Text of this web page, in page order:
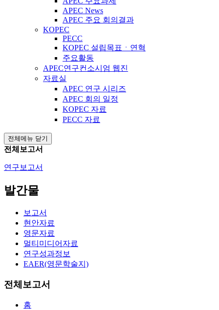
APEC News
APEC 주요 회의결과
KOPEC
PECC
KOPEC 설립목표ㆍ연혁
주요활동
APEC연구컨소시엄 웹진
자료실
APEC 연구 시리즈
APEC 회의 일정
KOPEC 자료
PECC 자료
전체메뉴 닫기
전체보고서
연구보고서
발간물
보고서
현안자료
영문자료
멀티미디어자료
연구성과정보
EAER(영문학술지)
전체보고서
홈